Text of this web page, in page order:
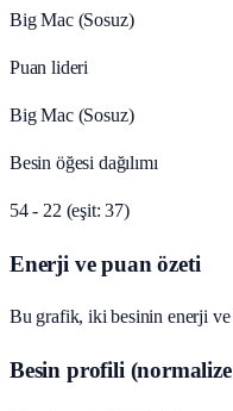
Big Mac (Sosuz)
Puan lideri
Big Mac (Sosuz)
Besin öğesi dağılımı
54 - 22 (eşit: 37)
Enerji ve puan özeti
Bu grafik, iki besinin enerji ve
Besin profili